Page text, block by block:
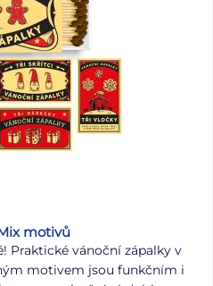
pro sebe, ale i jako
univerzální Motiv: Srdce
zlato Materiál: textilní
oceli (bez obsahu niklu)
cena je za 1 ks.
motivů
Praktické vánoční zápalky v
motivem jsou funkčním i